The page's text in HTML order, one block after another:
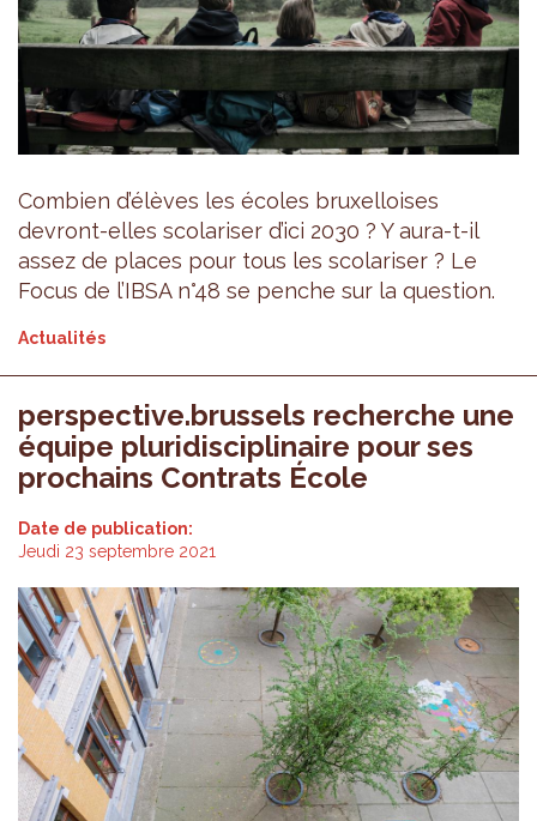
Combien d’élèves les écoles bruxelloises
devront-elles scolariser d’ici 2030 ? Y aura-t-il
assez de places pour tous les scolariser ? Le
Focus de l’IBSA n°48 se penche sur la question.
Actualités
perspective.brussels recherche une
équipe pluridisciplinaire pour ses
prochains Contrats École
Date de publication:
Jeudi 23 septembre 2021